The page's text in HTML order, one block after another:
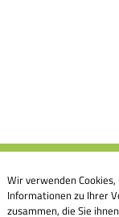
Wir verwenden
Informationen zu Ihrer
zusammen, die Sie